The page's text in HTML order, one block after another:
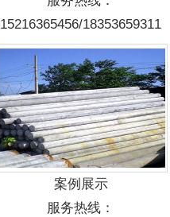
15216365456/18353659311
案例展示
服务热线：